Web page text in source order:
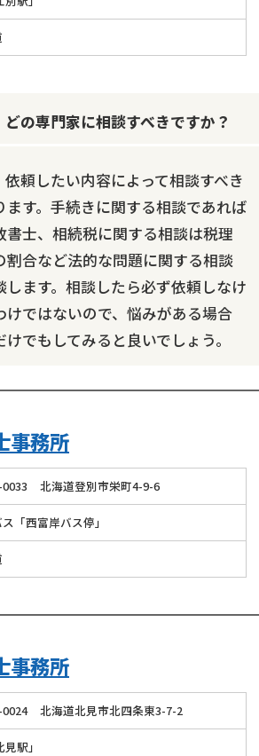
の専門家に相談すべきですか？
頼したい内容によって相談すべき
ます。手続きに関する相談であれば
書士、相続税に関する相談は税理
割合など法的な問題に関する相談
します。相談したら必ず依頼しなけ
けではないので、悩みがある場合
でもしてみると良いでしょう。
事務所
0033 北海道登別市栄町4-9-6
「西富岸バス停」
事務所
0024 北海道北見市北四条東3-7-2
駅」